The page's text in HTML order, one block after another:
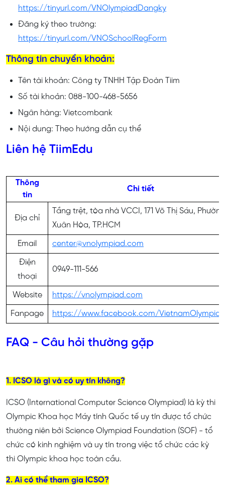
https://tinyurl.com/VNOlympiadDangky
Đăng ký theo trường:
https://tinyurl.com/VNOSchoolRegForm
Thông tin chuyển khoản:
Tên tài khoản: Công ty TNHH Tập Đoàn Tiim
Số tài khoản: 088-100-468-5656
Ngân hàng: Vietcombank
Nội dung: Theo hướng dẫn cụ thể
Liên hệ TiimEdu
Thông
tin
Chi tiết
Địa chỉ
Tầng trệt, tòa nhà VCCI, 171 Võ Thị Sáu, Phường
Xuân Hòa, TP.HCM
Email center@vnolympiad.com
Điện
thoại
0949-111-566
Website https://vnolympiad.com
Fanpage https://www.facebook.com/
FAQ - Câu hỏi thường gặp
1. ICSO là gì và có uy tín không?
ICSO (International Computer Science Olympiad) là kỳ thi
Olympic Khoa học Máy tính Quốc tế uy tín được tổ chức
thường niên bởi Science Olympiad Foundation (SOF) - tổ
chức có kinh nghiệm và uy tín trong việc tổ chức các kỳ
thi Olympic khoa học toàn cầu.
2. Ai có thể tham gia ICSO?